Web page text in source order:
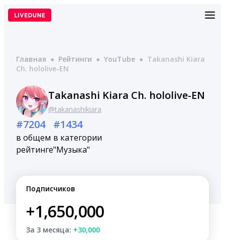
Перейти
Главная ● Рейтинги ● YouTube ● Takanashi Kiara
Ch. hololive-EN
Takanashi Kiara Ch. hololive-EN
@takanashikiara
#7204
в общем
рейтинге
#1434
в категории
"Музыка"
Подписчиков
+1,650,000
За 3 месяца: +30,000